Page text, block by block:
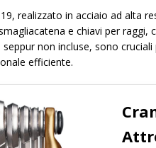
realizzato in acciaio ad alta
e chiavi per raggi,
non incluse, sono
efficiente.